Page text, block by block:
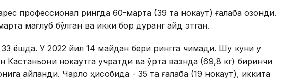
профессионал рингда 60-марта (39 та нокаут) ғалаба қозонди.
мағлуб бўлган ва икки бор дуранг қайд этган.
ёшда. У 2022 йил 14 майдан бери рингга чиқмади. Шу куни у
Кастаньони нокаутга учратди ва ўрта вазнда (69,8 кг) биринчи
айланди. Чарло ҳисобида - 35 та ғалаба (19 нокаут), иккита